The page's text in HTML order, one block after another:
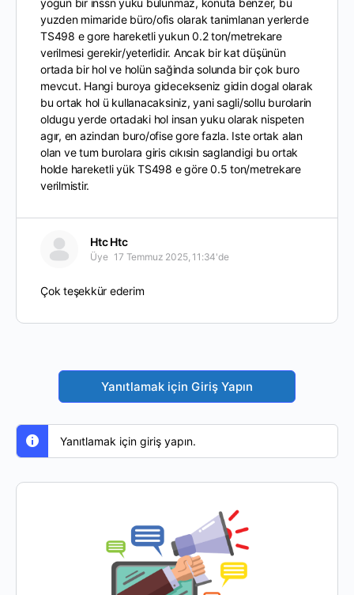
yogun bir inssn yuku bulunmaz, konuta benzer, bu
yuzden mimaride büro/ofis olarak tanimlanan yerlerde
TS498 e gore hareketli yukun 0.2 ton/metrekare
verilmesi gerekir/yeterlidir. Ancak bir kat düşünün
ortada bir hol ve holün sağinda solunda bir çok buro
mevcut. Hangi buroya gidecekseniz gidin dogal olarak
bu ortak hol ü kullanacaksiniz, yani sagli/sollu burolarin
oldugu yerde ortadaki hol insan yuku olarak nispeten
agır, en azindan buro/ofise gore fazla. Iste ortak alan
olan ve tum burolara giris cıkısin saglandigi bu ortak
holde hareketli yük TS498 e göre 0.5 ton/metrekare
verilmistir.
Htc Htc
Üye 17 Temmuz 2025, 11:34'de
Çok teşekkür ederim
Yanıtlamak için Giriş Yapın
Yanıtlamak için giriş yapın.